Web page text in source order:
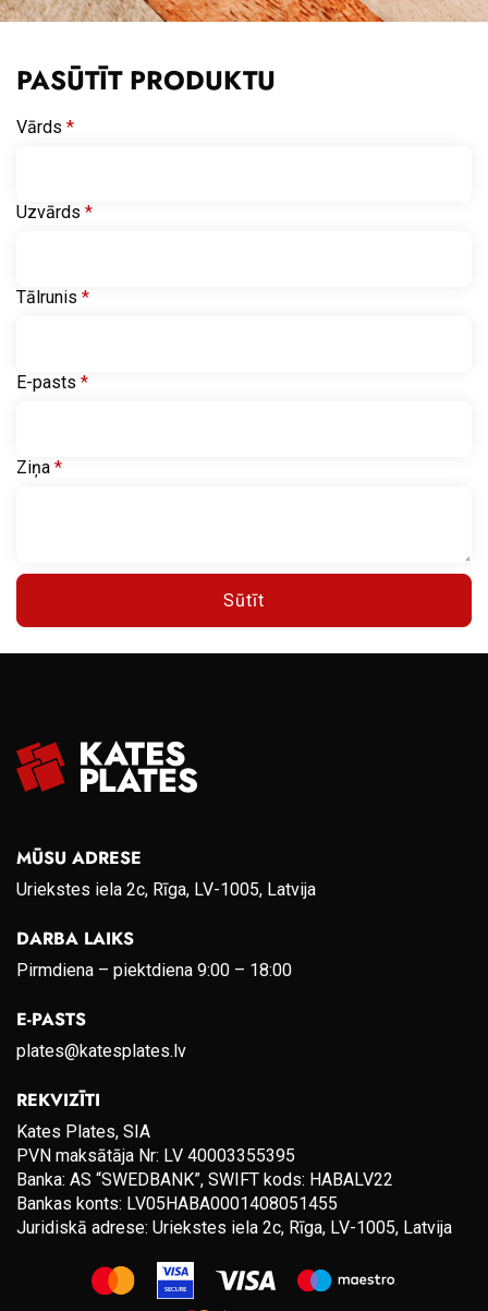
PASŪTĪT PRODUKTU
Vārds *
Uzvārds *
Tālrunis *
E-pasts *
Ziņa *
Sūtīt
MŪSU ADRESE
Uriekstes iela 2c, Rīga, LV-1005, Latvija
DARBA LAIKS
Pirmdiena – piektdiena 9:00 – 18:00
E-PASTS
plates@katesplates.lv
REKVIZĪTI
Kates Plates, SIA
PVN maksātāja Nr: LV 40003355395
Banka: AS “SWEDBANK”, SWIFT kods: HABALV22
Bankas konts: LV05HABA0001408051455
Juridiskā adrese: Uriekstes iela 2c, Rīga, LV-1005, Latvija